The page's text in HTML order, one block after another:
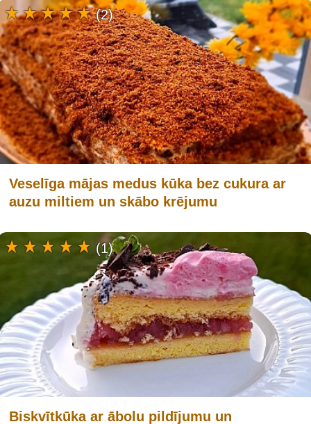
Veselīga mājas medus kūka bez cukura ar
auzu miltiem un skābo krējumu
(2)
Biskvītkūka ar ābolu pildījumu un
(1)